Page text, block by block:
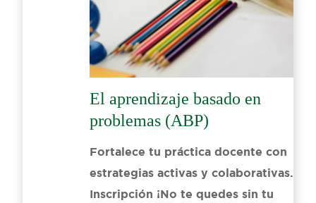
El aprendizaje basado en
problemas (ABP)
Fortalece tu práctica docente con
estrategias activas y colaborativas.
Inscripción ¡No te quedes sin tu